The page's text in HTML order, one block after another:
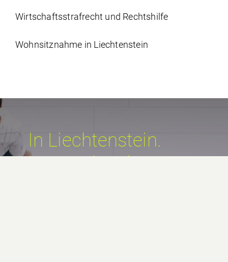
Wirtschaftsstrafrecht und Rechtshilfe
Wohnsitznahme in Liechtenstein
In Liechtenstein.
International.